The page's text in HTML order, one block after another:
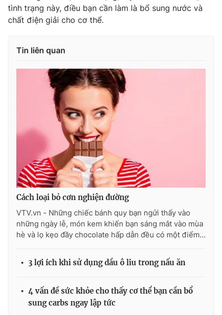
Ðiện thoại Thời báo VTV:024.66 897 897
Email:toasoan@vtv.vn
® Cấm sao chép dưới mọi hình thức nếu không có sự chấp
thuận bằng văn bản. Ghi rõ nguồn VTV.vn khi phát hành lại
thông tin từ website này.
tình trạng này, điều bạn cần làm là bổ sung nước và
chất điện giải cho cơ thể.
Tin liên quan
Cách loại bỏ cơn nghiện đường
VTV.vn - Những chiếc bánh quy bạn ngửi thấy vào
những ngày lễ, món kem khiến bạn sáng mắt vào mùa
hè và lọ kẹo đầy chocolate hấp dẫn đều có một điểm...
3 lợi ích khi sử dụng dầu ô liu trong nấu ăn
4 vấn đề sức khỏe cho thấy cơ thể bạn cần bổ
sung carbs ngay lập tức